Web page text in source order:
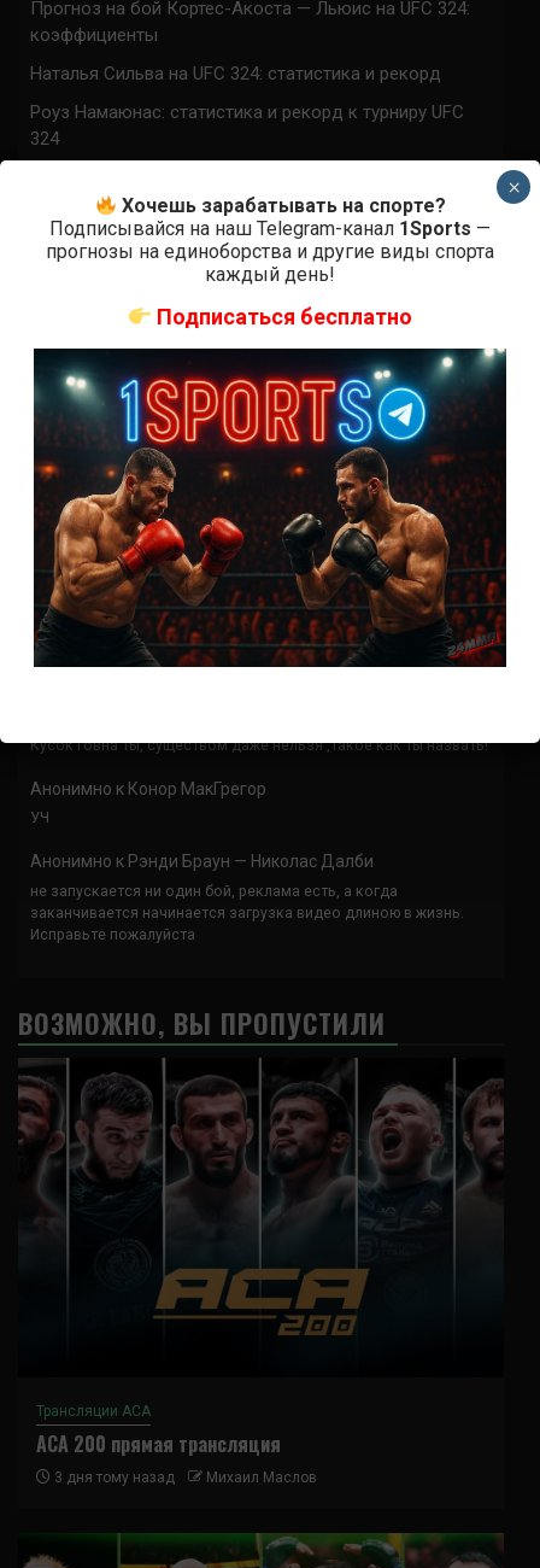
Прогноз на бой Кортес-Акоста — Льюис на UFC 324:
коэффициенты
Наталья Сильва на UFC 324: статистика и рекорд
Роуз Намаюнас: статистика и рекорд к турниру UFC
324
время начала
Прогноз на бой Сильва — Намаюнас на UFC 324:
коэффициенты
Арнольд Аллен на UFC 324: статистика и рекорд
ПРИСОЕДИНЯЙСЯ
АнонимнокДоминик Круз — Деметриус Джонсон
Спасибо что выложили этот супер техничный бой
Анонимно UFC 324 прямая трансляция
А как смотреть с ноутбука?
Кусок говна ты, существом даже нельзя ,такое как ты назвать!
Анонимно к Конор МакГрегор
УЧ
Анонимно к Рэнди Браун — Николас Далби
не запускается ни один бой, реклама есть, а когда
заканчивается начинается загрузка видео длиною в жизнь.
Исправьте пожалуйста
ВОЗМОЖНО, ВЫ ПРОПУСТИЛИ
Трансляции ACA
ACA 200 прямая трансляция
3 дня тому назад Михаил Маслов
Хочешь зарабатывать на спорте?
Подписывайся на наш Telegram-канал 1Sports —
прогнозы на единоборства и другие виды спорта
каждый день!
Подписаться бесплатно
×